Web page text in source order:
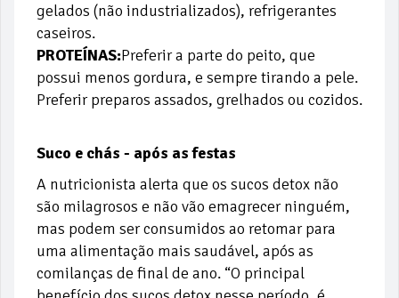
gelados (não industrializados), refrigerantes
caseiros.
PROTEÍNAS:Preferir a parte do peito, que
possui menos gordura, e sempre tirando a pele.
Preferir preparos assados, grelhados ou cozidos.
Suco e chás - após as festas
A nutricionista alerta que os sucos detox não
são milagrosos e não vão emagrecer ninguém,
mas podem ser consumidos ao retomar para
uma alimentação mais saudável, após as
comilanças de final de ano. “O principal